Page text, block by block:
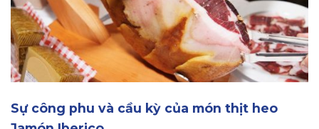
Sự công phu và cầu kỳ của món thịt heo